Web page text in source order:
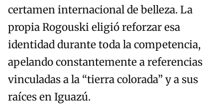
certamen internacional de belleza. La
propia Rogouski eligió reforzar esa
identidad durante toda la competencia,
apelando constantemente a referencias
vinculadas a la “tierra colorada” y a sus
raíces en Iguazú.